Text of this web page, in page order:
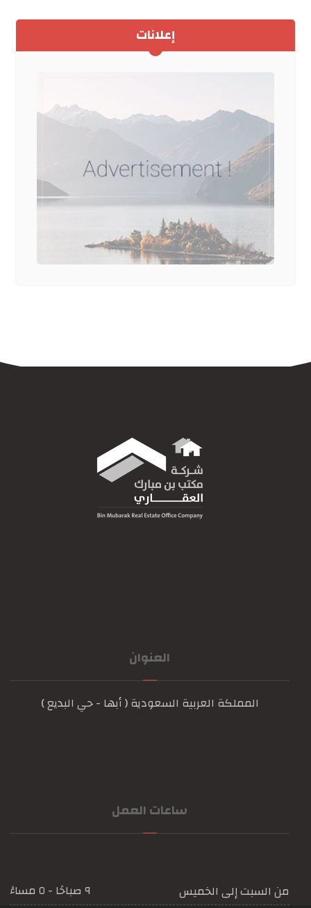
إعلانات
العنوان
المملكة العربية السعودية ( أبها - حي البديع )
ساعات العمل
من السبت إلى الخميس ٩ صباحًا - ٥ مساءً